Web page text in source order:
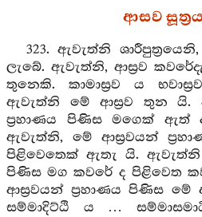
ආසව සූත්‍රය
323. ඇවැත්නි
ලැබේ. ඇවැත්නි, ආස්‍රව
තුනෙකි. කාමාස්‍රව ය
ඇවැත්නි මේ ආස්‍රව තුන යි.
ප්‍රහාණය පිණිස මගෙක් ඇත්
ඇවැත්නි, මේ ආස්‍රවයන්
පිළිවෙතෙක් ඇතැ යි. ඇවැත්නි
පිණිස මග කවරේ ද පිළිවෙත
ආස්‍රවයන් ප්‍රහාණය පිණිස
සම්මාදිට්ඨි ය …